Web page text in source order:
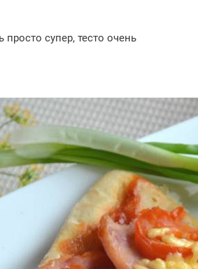
супер, тесто очень